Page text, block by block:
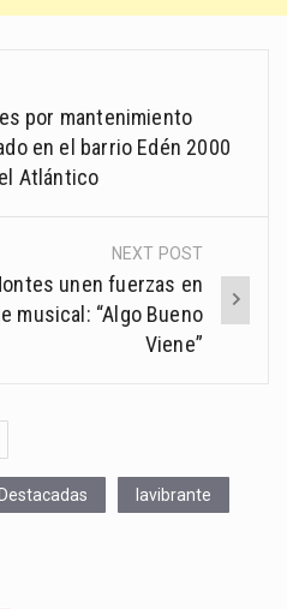
por mantenimiento
en el barrio Edén 2000
Atlántico
NEXT POST
unen fuerzas en
musical: “Algo Bueno
Viene”
Destacadas lavibrante